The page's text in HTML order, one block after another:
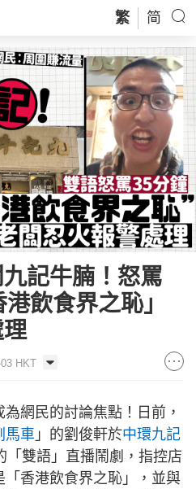
繁 简
記牛腩！怒罵
飲食界之恥」
HKT
網民的討論焦點！日前，
馬車 」的劉俊軒於中環九記
「雙語」直播鬧劇，指控店
香港飲食界之恥」，並與